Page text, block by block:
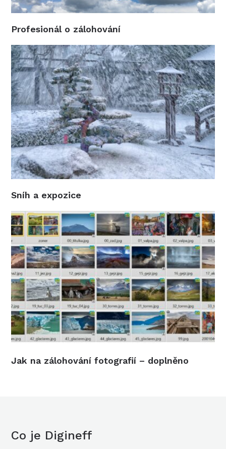
Profesionál o zálohování
Sníh a expozice
Jak na zálohování fotografií – doplněno
Co je Digineff